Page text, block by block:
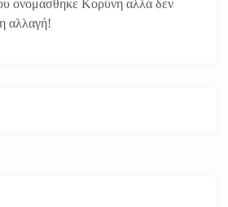
ονομάσθηκε Κορύνη αλλά δεν
αλλαγή!